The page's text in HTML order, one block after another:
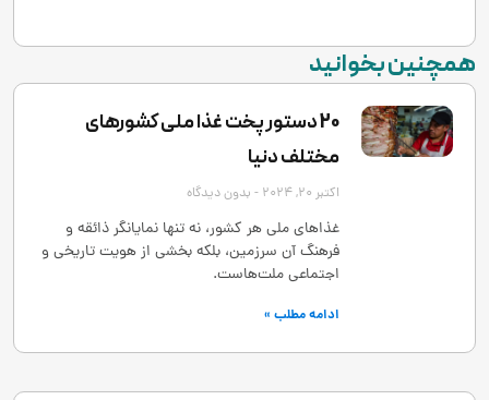
همچنین بخوانید
20 دستور پخت غذا ملی کشورهای
مختلف دنیا
اکتبر 20, 2024 بدون دیدگاه
غذاهای ملی هر کشور، نه تنها نمایانگر ذائقه و
فرهنگ آن سرزمین، بلکه بخشی از هویت تاریخی و
اجتماعی ملت‌هاست.
ادامه مطلب »